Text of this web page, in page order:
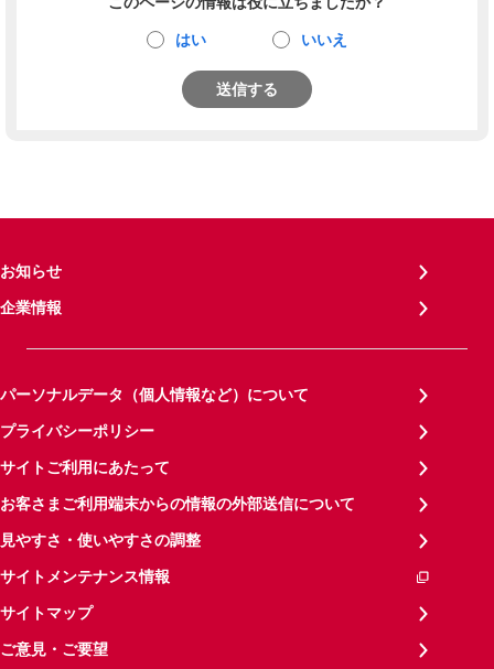
はい いいえ
送信する
お知らせ
企業情報
パーソナルデータ（個人情報など）について
プライバシーポリシー
サイトご利用にあたって
お客さまご利用端末からの情報の外部送信について
見やすさ・使いやすさの調整
サイトメンテナンス情報
サイトマップ
ご意見・ご要望